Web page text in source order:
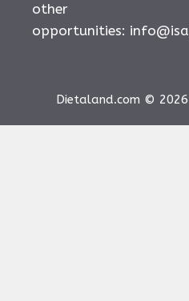
other
opportunities:
Dietaland.com ©